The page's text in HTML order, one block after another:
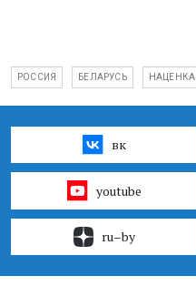
РОССИЯ БЕЛАРУСЬ НАЦЕНКА
вк
youtube
ru–by